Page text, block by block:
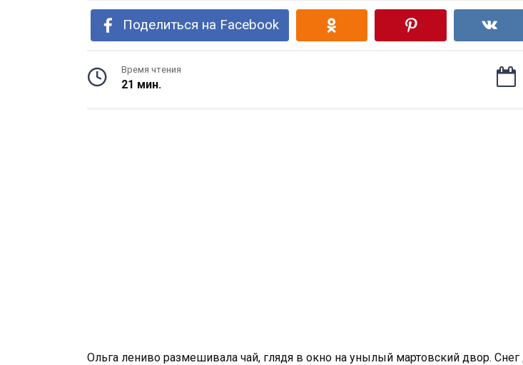
Поделиться на Facebook
Время чтения
21 мин.
Ольга лениво размешивала чай, глядя в окно на унылый мартовский двор. Снег